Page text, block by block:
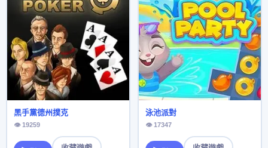
黑手黨德州撲克
👁 19259
泳池派對
👁 17347